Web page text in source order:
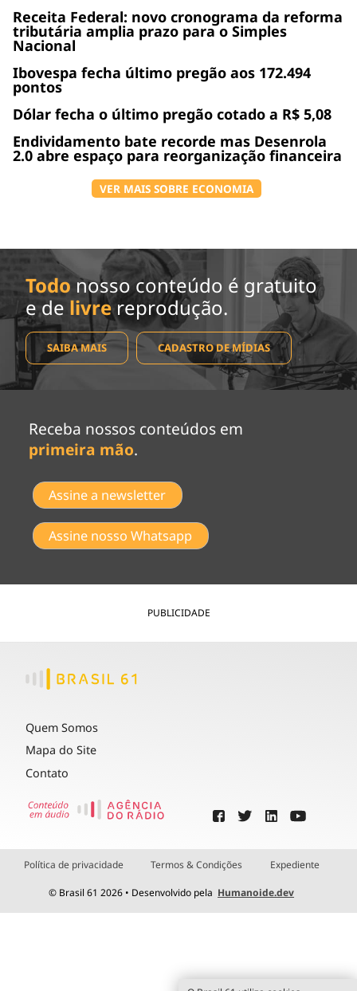
Receita Federal: novo cronograma da reforma
tributária amplia prazo para o Simples
Nacional
Ibovespa fecha último pregão aos 172.494
pontos
Dólar fecha o último pregão cotado a R$ 5,08
Endividamento bate recorde mas Desenrola
2.0 abre espaço para reorganização financeira
VER MAIS SOBRE ECONOMIA
Todo nosso conteúdo é gratuito
e de livrereprodução.
SAIBA MAIS CADASTRO DE MÍDIAS
Receba nossos conteúdos em
primeira mão.
Assine a newsletter
Assine nosso Whatsapp
PUBLICIDADE
Quem Somos
Mapa do Site
Contato
Política de privacidade Termos & Condições Expediente
© Brasil 61 2026 • Desenvolvido pela Humanoide.dev